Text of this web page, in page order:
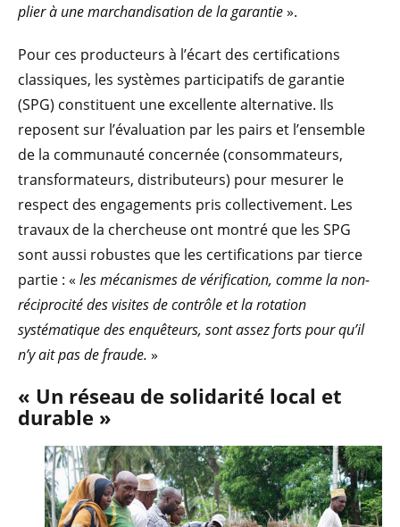
plier à une marchandisation de la garantie».
Pour ces producteurs à l’écart des certifications
classiques, les systèmes participatifs de garantie
(SPG) constituent une excellente alternative. Ils
reposent sur l’évaluation par les pairs et l’ensemble
de la communauté concernée (consommateurs,
transformateurs, distributeurs) pour mesurer le
respect des engagements pris collectivement. Les
travaux de la chercheuse ont montré que les SPG
sont aussi robustes que les certifications par tierce
partie : « les mécanismes de vérification, comme la non-
réciprocité des visites de contrôle et la rotation
systématique des enquêteurs, sont assez forts pour qu’il
n’y ait pas de fraude. »
« Un réseau de solidarité local et
durable »